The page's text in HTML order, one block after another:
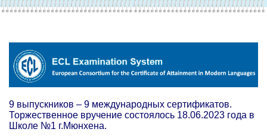
9 выпускников – 9 международных сертификатов.
Торжественное вручение состоялось 18.06.2023 года в
Школе №1 г.Мюнхена.